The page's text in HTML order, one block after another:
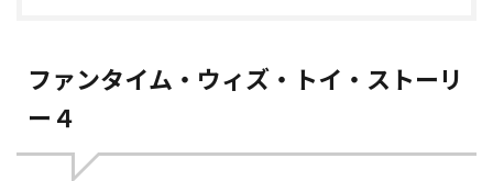
ファンタイム・ウィズ・トイ・ストーリ
ー４